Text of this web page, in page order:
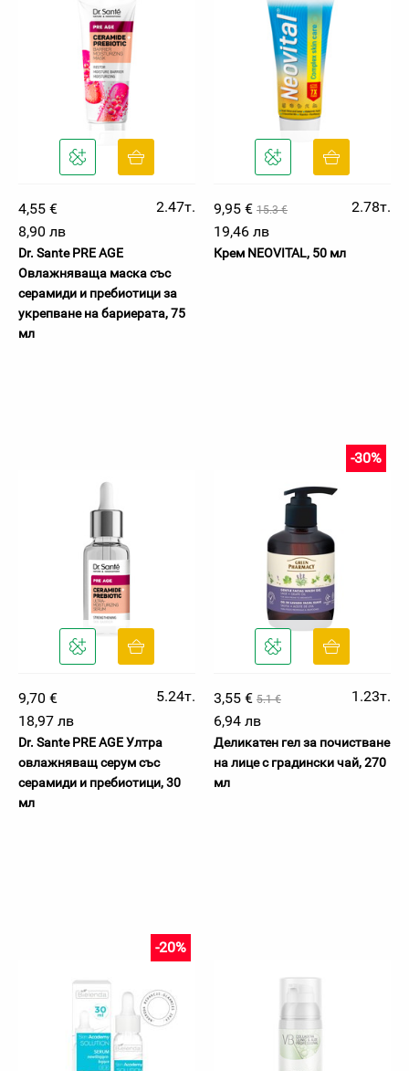
4,55 €
2.47т.
8,90 лв
Dr. Sante PRE AGE
Овлажняваща маска със
серамиди и пребиотици за
укрепване на бариерата, 75
мл
9,95 € 15.3 €
2.78т.
19,46 лв
Крем NEOVITAL, 50 мл
9,70 €
5.24т.
18,97 лв
Dr. Sante PRE AGE Ултра
овлажняващ серум със
серамиди и пребиотици, 30
мл
3,55 € 5.1 €
-30%
1.23т.
6,94 лв
Деликатен гел за почистване
на лице с градински чай, 270
мл
-20%